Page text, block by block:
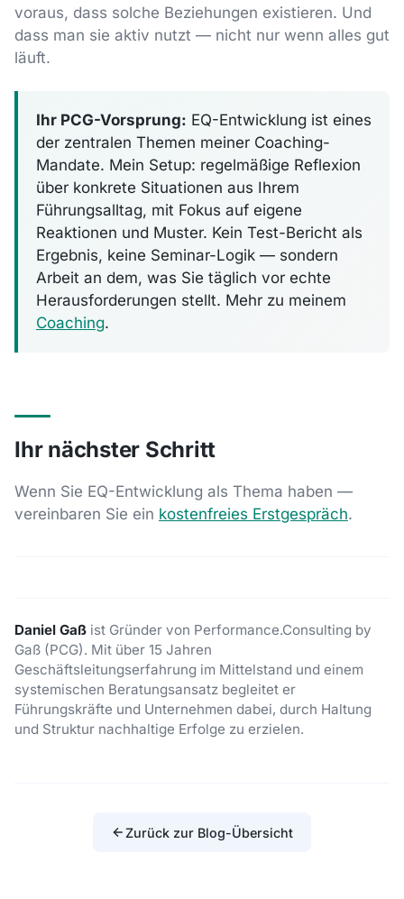
voraus, dass solche Beziehungen existieren. Und
dass man sie aktiv nutzt — nicht nur wenn alles gut
läuft.
Ihr PCG-Vorsprung: EQ-Entwicklung ist eines
der zentralen Themen meiner Coaching-
Mandate. Mein Setup: regelmäßige Reflexion
über konkrete Situationen aus Ihrem
Führungsalltag, mit Fokus auf eigene
Reaktionen und Muster. Kein Test-Bericht als
Ergebnis, keine Seminar-Logik — sondern
Arbeit an dem, was Sie täglich vor echte
Herausforderungen stellt. Mehr zu meinem
Coaching.
Ihr nächster Schritt
Wenn Sie EQ-Entwicklung als Thema haben —
vereinbaren Sie ein kostenfreies Erstgespräch.
Daniel Gaß ist Gründer von Performance.Consulting by
Gaß (PCG). Mit über 15 Jahren
Geschäftsleitungserfahrung im Mittelstand und einem
systemischen Beratungsansatz begleitet er
Führungskräfte und Unternehmen dabei, durch Haltung
und Struktur nachhaltige Erfolge zu erzielen.
Zurück zur Blog-Übersicht